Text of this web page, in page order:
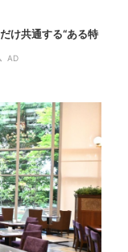
け共通する“ある特
AD